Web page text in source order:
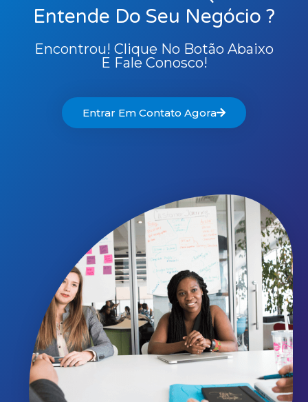
Entende Do Seu Negócio ?
Encontrou! Clique No Botão Abaixo
E Fale Conosco!
Entrar Em Contato Agora